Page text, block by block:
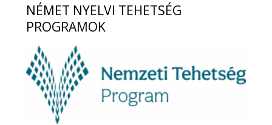
NÉMET NYELVI TEHETSÉG
PROGRAMOK